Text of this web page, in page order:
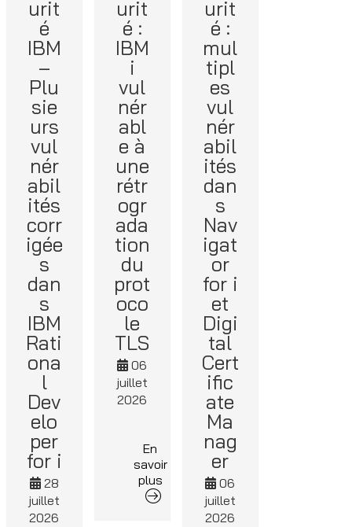
urit
é
IBM
–
Plu
sie
urs
vul
nér
abil
ités
corr
igée
s
dan
s
IBM
Rati
ona
l
Dev
elo
per
for i
28
juillet
2026
urit
é :
IBM
i
vul
nér
abl
e à
une
rétr
ogr
ada
tion
du
prot
oco
le
TLS
06
juillet
2026
En
savoir
plus
urit
é :
mul
tipl
es
vul
nér
abil
ités
dan
s
Nav
igat
or
for i
et
Digi
tal
Cert
ific
ate
Ma
nag
er
06
juillet
2026